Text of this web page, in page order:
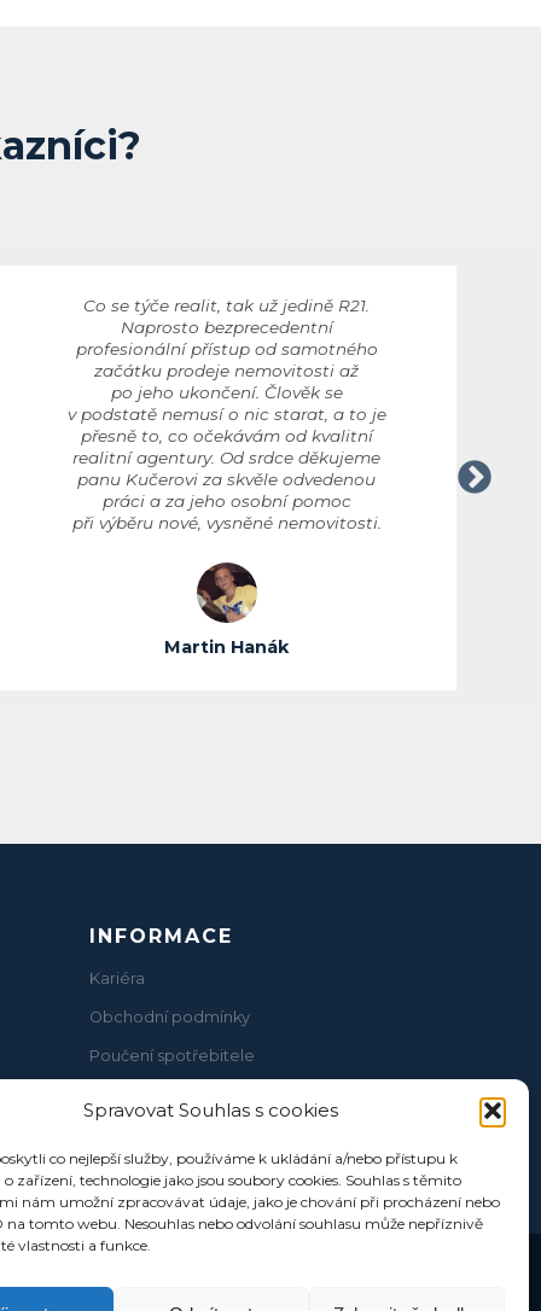
Spravovat Souhlas s cookies
co nejlepší služby, používáme k ukládání a/nebo přístupu k
zařízení, technologie jako jsou soubory cookies. Souhlas s těmito
nám umožní zpracovávat údaje, jako je chování při procházení nebo
na tomto webu. Nesouhlas nebo odvolání souhlasu může nepříznivě
vlastnosti a funkce.
Co se týče realit, tak už jedině R21.
Naprosto bezprecedentní
profesionální přístup od samotného
začátku prodeje nemovitosti až
po jeho ukončení. Člověk se
v podstatě nemusí o nic starat, a to je
přesně to, co očekávám od kvalitní
realitní agentury. Od srdce děkujeme
panu Kučerovi za skvěle odvedenou
práci a za jeho osobní pomoc
při výběru nové, vysněné nemovitosti.
Martin Hanák
INFORMACE
Kariéra
Obchodní podmínky
Poučení spotřebitele
Informace o zpracování osobních údajů